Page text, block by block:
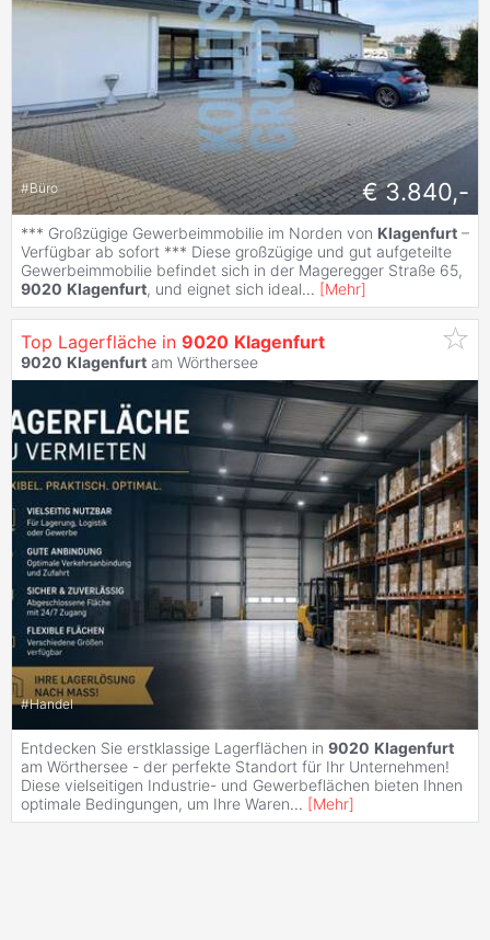
#Büro € 3.840,-
*** Großzügige Gewerbeimmobilie im Norden von Klagenfurt –
Verfügbar ab sofort *** Diese großzügige und gut aufgeteilte
Gewerbeimmobilie befindet sich in der Mageregger Straße 65,
9020 Klagenfurt, und eignet sich ideal... [Mehr]
Top Lagerfläche in 9020 Klagenfurt
9020 Klagenfurt am Wörthersee
#Handel
Entdecken Sie erstklassige Lagerflächen in 9020 Klagenfurt
am Wörthersee - der perfekte Standort für Ihr Unternehmen!
Diese vielseitigen Industrie- und Gewerbeflächen bieten Ihnen
optimale Bedingungen, um Ihre Waren... [Mehr]